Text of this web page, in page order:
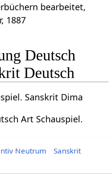
bearbeitet,
1887
Deutsch
Deutsch
Sanskrit Dima
Art Schauspiel.
Neutrum
Sanskrit